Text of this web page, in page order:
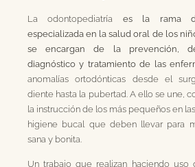
La odontopediatría es la rama
especializada en la salud oral de los
se encargan de la prevención,
diagnóstico y tratamiento de las
anomalías ortodónticas desde el
diente hasta la pubertad. A ello se une,
la instrucción de los más pequeños en
higiene bucal que deben llevar para
sana y bonita.
Un trabajo que realizan haciendo